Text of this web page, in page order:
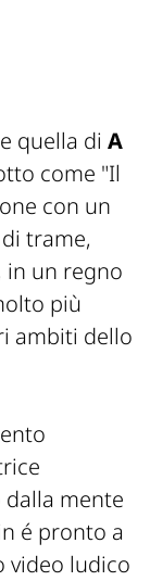
quella di A
come "Il
con un
trame,
un regno
più
ambiti dello
mente
é pronto a
ludico